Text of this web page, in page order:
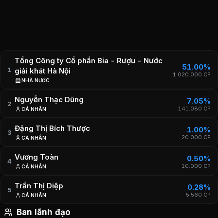
đường Thái Bình
P. Nam Định
T. Ninh Bình Điện thoại (84.228) 364 2199 Fax (84.228) 364 2199
https://www.biahanoinamdinh.com/
1
Tổng Công ty Cổ phần Bia - Rượu - Nước
giải khát Hà Nội
NHÀ NƯỚC
51.00%
1.020.000 CP
2 Nguyễn Thạc Dũng
CÁ NHÂN
7.05%
141.080 CP
3 Đặng Thị Bích Thược
CÁ NHÂN
1.00%
20.000 CP
4 Vương Toàn
CÁ NHÂN
0.50%
10.000 CP
5 Trần Thị Diệp
CÁ NHÂN
0.28%
5.560 CP
Ban lãnh đạo